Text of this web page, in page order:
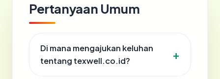
Pertanyaan Umum
Di mana mengajukan keluhan
tentang texwell.co.id?